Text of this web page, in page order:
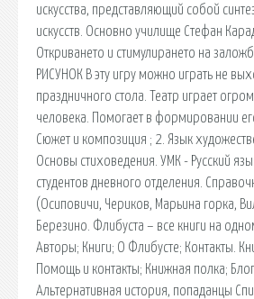
искусства, представляющий собой
искусств. Основно училище Стефан
Откриването и стимулирането на
РИСУНОК В эту игру можно играть не
праздничного стола. Театр играет
человека. Помогает в формировании
Сюжет и композиция ; 2. Язык
Основы стиховедения. УМК - Русский
студентов дневного отделения.
(Осиповичи, Чериков, Марьина горка,
Березино. Флибуста – все книги на
Авторы; Книги; О Флибусте; Контакты.
Помощь и контакты; Книжная полка;
Альтернативная история, попаданцы